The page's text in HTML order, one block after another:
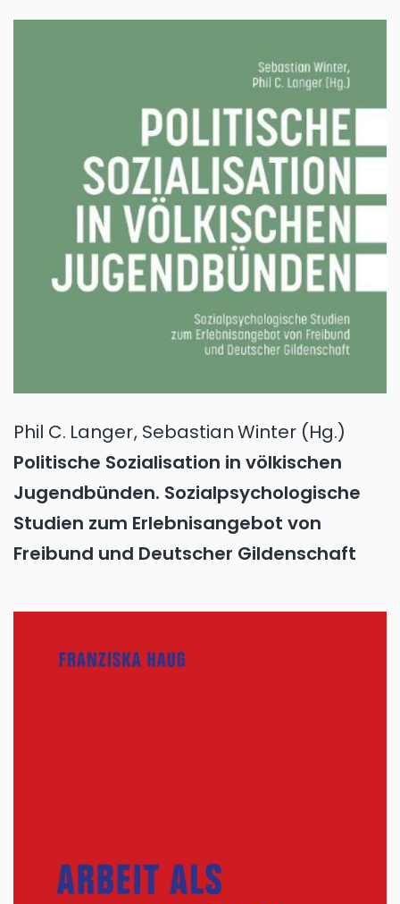
Phil C. Langer, SebastianWinter (Hg.)
Politische Sozialisation in völkischen
Jugendbünden. Sozialpsychologische
Studien zum Erlebnisangebot von
Freibund und Deutscher Gildenschaft